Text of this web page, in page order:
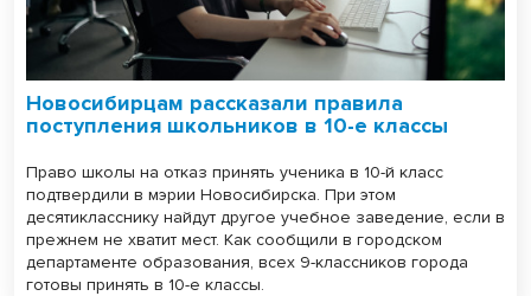
Новосибирцам рассказали правила
поступления школьников в 10-е классы
Право школы на отказ принять ученика в 10-й класс
подтвердили в мэрии Новосибирска. При этом
десятикласснику найдут другое учебное заведение, если в
прежнем не хватит мест. Как сообщили в городском
департаменте образования, всех 9-классников города
готовы принять в 10-е классы.